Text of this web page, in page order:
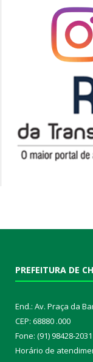
PREFEITURA DE
End.: Av. Praça da
CEP: 68880 .000
Fone: (91) 98428-2031
Horário de